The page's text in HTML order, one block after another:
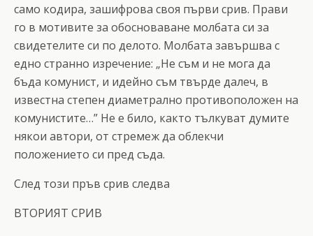
само кодира, зашифрова своя първи срив. Прави
го в мотивите за обосноваване молбата си за
свидетелите си по делото. Молбата завършва с
едно странно изречение: „Не съм и не мога да
бъда комунист, и идейно съм твърде далеч, в
известна степен диаметрално противоположен на
комунистите…” Не е било, както тълкуват думите
някои автори, от стремеж да облекчи
положението си пред съда.
След този пръв срив следва
ВТОРИЯТ СРИВ